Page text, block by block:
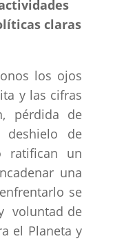
claras
los ojos
y las cifras
pérdida de
deshielo de
ratifican un
una
se
voluntad de
el Planeta y